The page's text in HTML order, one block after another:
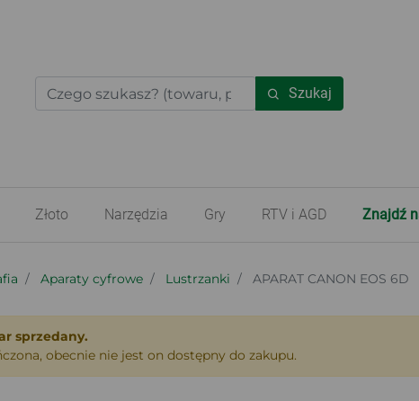
Szukaj
Złoto Narzędzia Gry RTV i AGD Znajdź
Aparaty cyfrowe Lustrzanki APARAT CANON EOS 6D
sprzedany.
obecnie nie jest on dostępny do zakupu.